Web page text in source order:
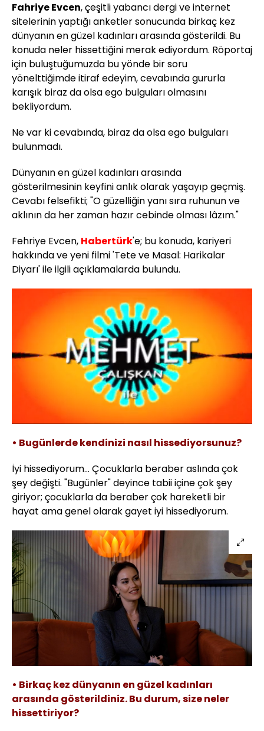
Fahriye Evcen, çeşitli yabancı dergi ve internet
sitelerinin yaptığı anketler sonucunda birkaç kez
dünyanın en güzel kadınları arasında gösterildi. Bu
konuda neler hissettiğini merak ediyordum. Röportaj
için buluştuğumuzda bu yönde bir soru
yönelttiğimde itiraf edeyim, cevabında gururla
karışık biraz da olsa ego bulguları olmasını
bekliyordum.
Ne var ki cevabında, biraz da olsa ego bulguları
bulunmadı.
Dünyanın en güzel kadınları arasında
gösterilmesinin keyfini anlık olarak yaşayıp geçmiş.
Cevabı felsefikti; "O güzelliğin yanı sıra ruhunun ve
aklının da her zaman hazır cebinde olması lâzım."
Fehriye Evcen, Habertürk'e; bu konuda, kariyeri
hakkında ve yeni filmi 'Tete ve Masal: Harikalar
Diyarı' ile ilgili açıklamalarda bulundu.
Aç
Hızı
• Bugünlerde kendinizi nasıl hissediyorsunuz?
İyi hissediyorum... Çocuklarla beraber aslında çok
şey değişti. "Bugünler" deyince tabii içine çok şey
giriyor; çocuklarla da beraber çok hareketli bir
hayat ama genel olarak gayet iyi hissediyorum.
• Birkaç kez dünyanın en güzel kadınları
arasında gösterildiniz. Bu durum, size neler
hissettiriyor?